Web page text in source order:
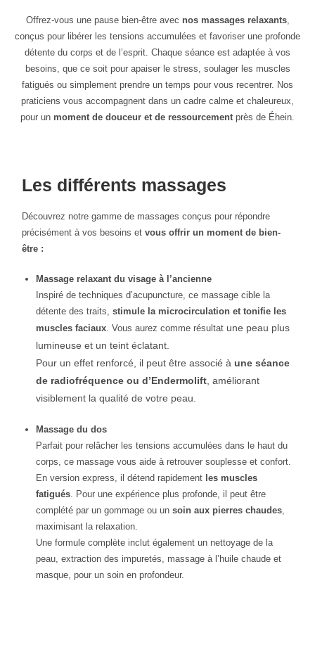
Offrez-vous une pause bien-être avec nos massages relaxants,
conçus pour libérer les tensions accumulées et favoriser une profonde
détente du corps et de l’esprit. Chaque séance est adaptée à vos
besoins, que ce soit pour apaiser le stress, soulager les muscles
fatigués ou simplement prendre un temps pour vous recentrer. Nos
praticiens vous accompagnent dans un cadre calme et chaleureux,
pour un moment de douceur et de ressourcementprès de Éhein.
Les différents massages
Découvrez notre gamme de massages conçus pour répondre
précisément à vos besoins etvous offrir un moment de bien-
être :
Massage relaxant du visage à l’ancienne
Inspiré de techniques d’acupuncture, ce massage cible la
détente des traits,stimule la microcirculation et tonifie les
muscles faciaux . Vous aurez comme résultat une peau plus
lumineuse et un teint éclatant.
Pour un effet renforcé, il peut être associé à une séance
de radiofréquence ou d’Endermolift , améliorant
visiblement la qualité de votre peau.
Massage du dos
Parfait pour relâcher les tensions accumulées dans le haut du
corps, ce massage vous aide à retrouver souplesse et confort.
En version express, il détend rapidement les muscles
fatigués . Pour une expérience plus profonde, il peut être
complété par un gommage ou unsoin aux pierres chaudes
maximisant la relaxation.
Une formule complète inclut également un nettoyage de la
peau, extraction des impuretés, massage à l’huile chaude et
masque, pour un soin en profondeur.